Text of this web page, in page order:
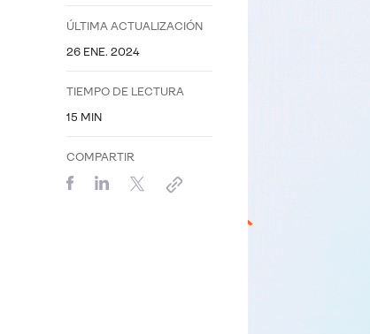
ÚLTIMA ACTUALIZACIÓN
26 ENE. 2024
TIEMPO DE LECTURA
15 MIN
COMPARTIR